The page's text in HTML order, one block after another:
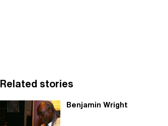
Related stories
Benjamin Wright